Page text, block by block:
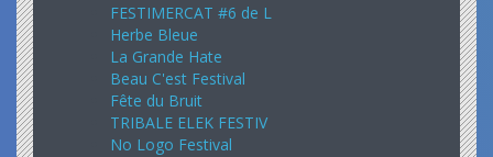
FESTIMERCAT #6 de L
Herbe Bleue
La Grande Hate
Beau C'est Festival
Fête du Bruit
TRIBALE ELEK FESTIV
No Logo Festival